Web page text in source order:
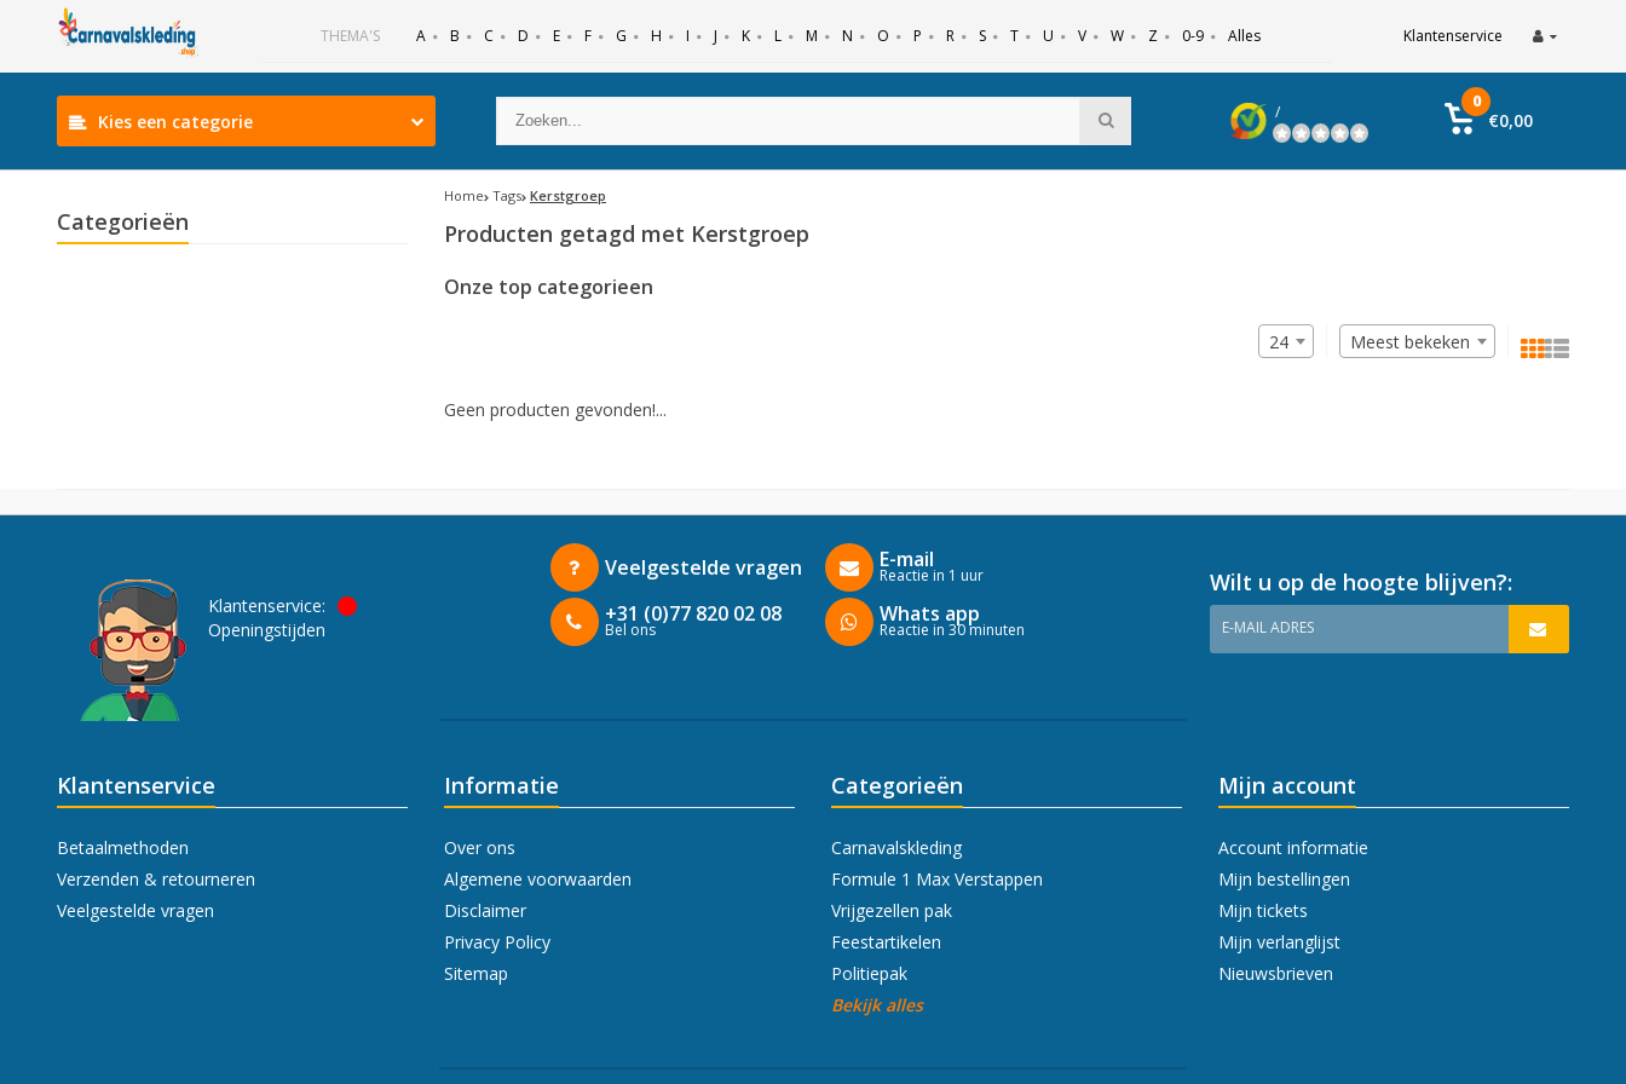
THEMA'S A B C D E F G H I J K L M N O P R S T U V W Z 0-9 Alles Klantenservice
Kies een categorie /
0
€0,00
Categorieën
Home Tags Kerstgroep
Producten getagd met Kerstgroep
Onze top categorieen
Meest bekeken
24
Geen producten gevonden!...
Klantenservice:
Openingstijden
Veelgestelde vragen
+31 (0)77 820 02 08
Bel ons
E-mail
Reactie in 1 uur
Whats app
Reactie in 30 minuten
Wilt u op de hoogte blijven?:
E-MAIL ADRES
Klantenservice
Betaalmethoden
Verzenden & retourneren
Veelgestelde vragen
Informatie
Over ons
Algemene voorwaarden
Disclaimer
Privacy Policy
Sitemap
Categorieën
Carnavalskleding
Formule 1 Max Verstappen
Vrijgezellen pak
Feestartikelen
Politiepak
Bekijk alles
Mijn account
Account informatie
Mijn bestellingen
Mijn tickets
Mijn verlanglijst
Nieuwsbrieven